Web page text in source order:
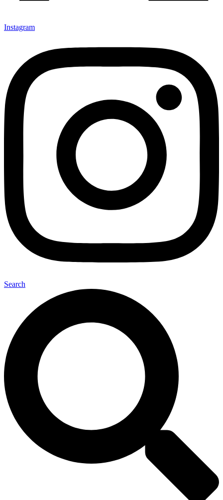
Instagram
Search